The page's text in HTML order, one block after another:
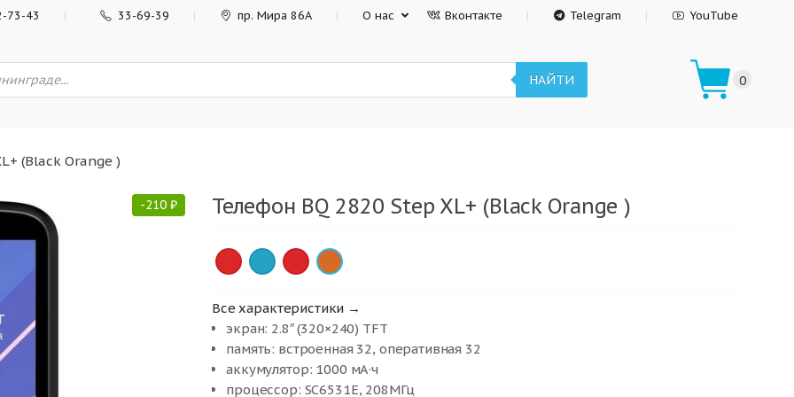
73-43 33-69-39 пр. Мира 86А О нас Вконтакте Telegram YouTube
НАЙТИ 0
(Black Orange )
-210 ₽ Телефон BQ 2820 Step XL+ (Black Orange )
× × × ×
Все характеристики →
экран: 2.8″ (320×240) TFT
память: встроенная 32, оперативная 32
аккумулятор: 1000 мА·ч
процессор: SC6531E, 208МГц